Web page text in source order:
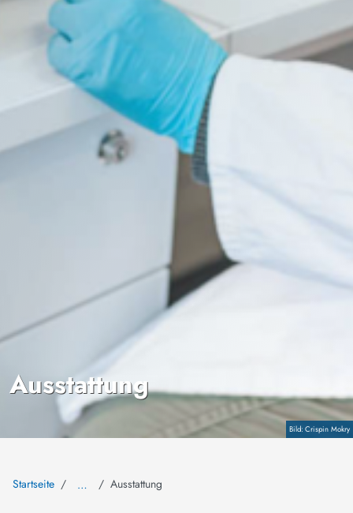
CopyrightCrispin Mokry
Ausstattung
Startseite … Ausstattung